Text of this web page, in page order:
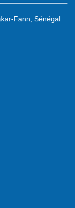
Fann, Sénégal